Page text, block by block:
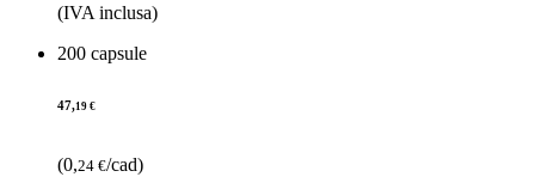
(IVA inclusa)
200 capsule
47,19 €
(0,24 €/cad)